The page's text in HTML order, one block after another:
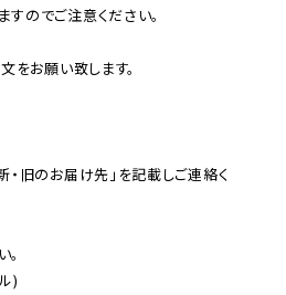
のでご注意ください。
・旧のお届け先」を記載しご連絡く
)